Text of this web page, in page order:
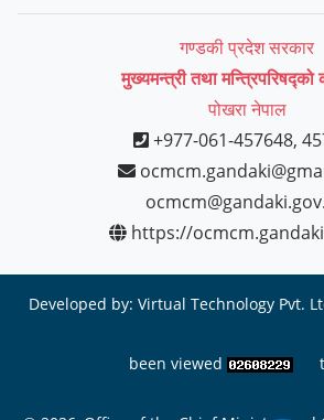
गण्डकी प्रदेश सरकार
मुख्यमन्त्री तथा मन्त्रिपरिषद्को
पोखरा नेपाल
+977-061-457648,
https://
Developed by: Virtual Technology Pvt.
been viewed